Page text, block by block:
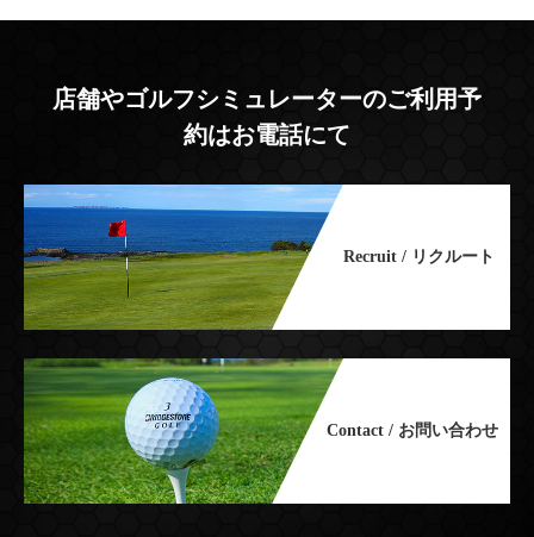
店舗やゴルフシミュレーターのご利用予
約はお電話にて
Recruit / リクルート
Contact / お問い合わせ